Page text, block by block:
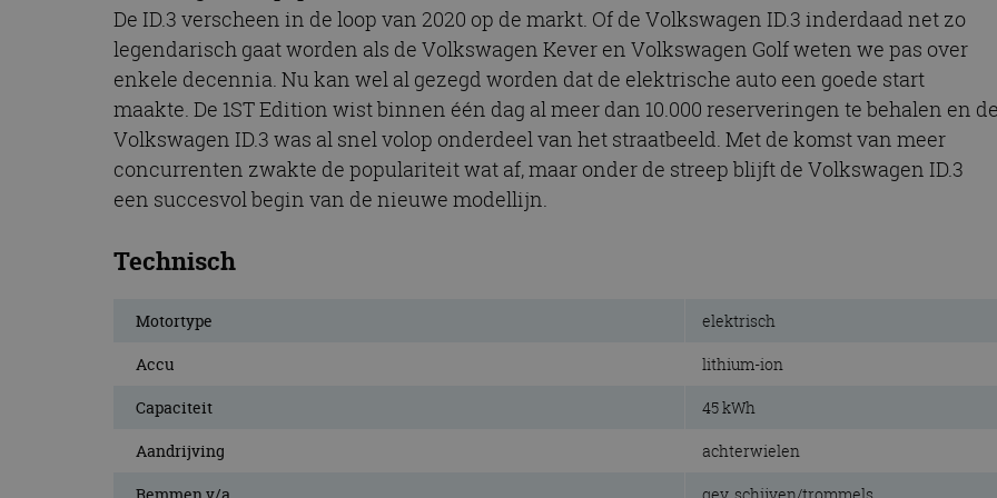
De ID.3 verscheen in de loop van 2020 op de markt. Of de Volkswagen ID.3 inderdaad net zo
legendarisch gaat worden als de Volkswagen Kever en Volkswagen Golf weten we pas over
enkele decennia. Nu kan wel al gezegd worden dat de elektrische auto een goede start
maakte. De 1ST Edition wist binnen één dag al meer dan 10.000 reserveringen te behalen en
Volkswagen ID.3 was al snel volop onderdeel van het straatbeeld. Met de komst van meer
concurrenten zwakte de populariteit wat af, maar onder de streep blijft de Volkswagen ID.3
een succesvol begin van de nieuwe modellijn.
Technisch
Motortype elektrisch
Accu lithium-ion
Capaciteit 45 kWh
Aandrijving achterwielen
Remmen v/a gev. schijven/trommels